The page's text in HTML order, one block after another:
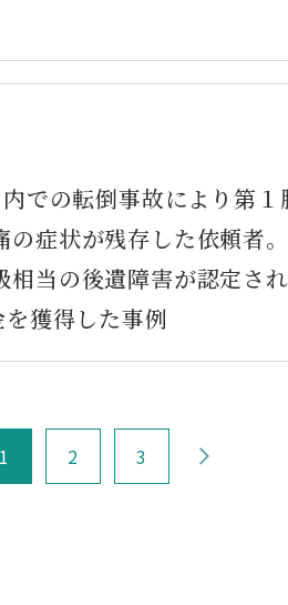
での転倒事故により第
症状が残存した依頼者
相当の後遺障害が認定さ
獲得した事例
1 2 3